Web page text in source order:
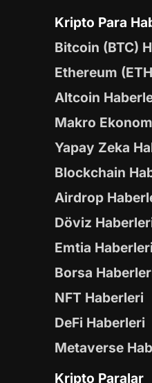
Kripto Para
Bitcoin (BTC)
Ethereum
Altcoin
Makro
Yapay Zeka
Blockchain
Airdrop
Döviz
Emtia Haberleri
Borsa
NFT Haberleri
DeFi Haberleri
Metaverse
Kripto Paralar